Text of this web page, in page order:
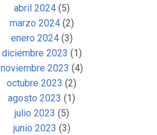
abril 2024(5)
marzo 2024(2)
enero 2024(3)
diciembre 2023 (1)
noviembre 2023 (4)
octubre 2023 (2)
agosto 2023 (1)
julio 2023 (5)
junio 2023 (3)